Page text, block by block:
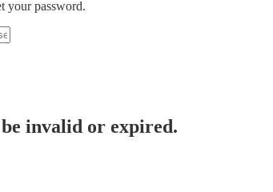
your password.
invalid or expired.